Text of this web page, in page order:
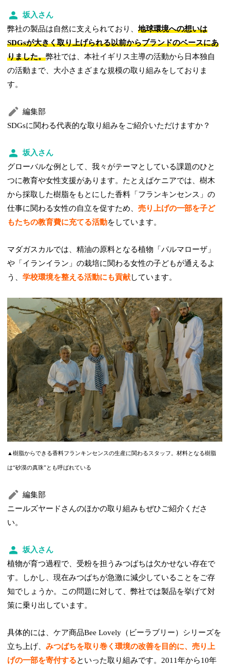
坂入さん
弊社の製品は自然に支えられており、地球環境への想いは
SDGsが大きく取り上げられる以前からブランドのベースにあ
りました。弊社では、本社イギリス主導の活動から日本独自
の活動まで、大小さまざまな規模の取り組みをしておりま
す。
編集部
SDGsに関わる代表的な取り組みをご紹介いただけますか？
坂入さん
グローバルな例として、我々がテーマとしている課題のひと
つに教育や女性支援があります。たとえばケニアでは、樹木
から採取した樹脂をもとにした香料「フランキンセンス」の
仕事に関わる女性の自立を促すため、売り上げの一部を子ど
もたちの教育費に充てる活動をしています。
マダガスカルでは、精油の原料となる植物「パルマローザ」
や「イランイラン」の栽培に関わる女性の子どもが通えるよ
う、学校環境を整える活動にも貢献しています。
▲樹脂からできる香料フランキンセンスの生産に関わるスタッフ。材料となる樹脂
は“砂漠の真珠”とも呼ばれている
編集部
ニールズヤードさんのほかの取り組みもぜひご紹介くださ
い。
坂入さん
植物が育つ過程で、受粉を担うみつばちは欠かせない存在で
す。しかし、現在みつばちが急激に減少していることをご存
知でしょうか。この問題に対して、弊社では製品を挙げて対
策に乗り出しています。
具体的には、ケア商品Bee Lovely（ビーラブリー）シリーズを
立ち上げ、みつばちを取り巻く環境の改善を目的に、売り上
げの一部を寄付するといった取り組みです。2011年から10年